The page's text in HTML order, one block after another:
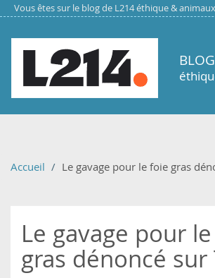
Aller au contenu principal
Vous êtes sur le blog de L214 éthique &
Accueil Le gavage pour le foie gras
Le gavage pour
gras dénoncé sur